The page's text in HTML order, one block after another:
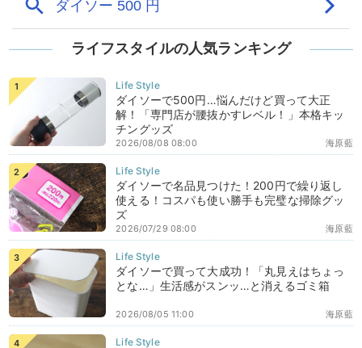
ライフスタイルの人気ランキング
ダイソーで500円…悩んだけど買って大正
解！「専門店が腰抜かすレベル！」本格キッ
チングッズ
海原藍
2026/08/08 08:00
ダイソーで名品見つけた！200円で繰り返し
使える！コスパも使い勝手も完璧な掃除グッ
ズ
海原藍
2026/07/29 08:00
ダイソーで買って大成功！「丸見えはちょっ
とな…」生活感がスンッ…と消えるゴミ箱
海原藍
2026/08/05 11:00